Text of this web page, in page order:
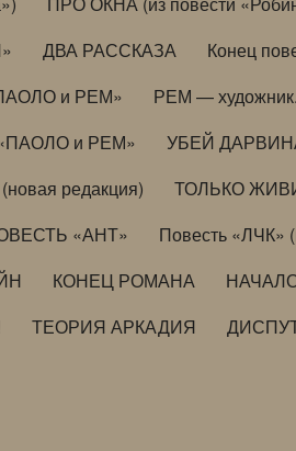
ДВА РАССКАЗА Конец
и РЕМ»
РЕМ —
«ПАОЛО и РЕМ» УБЕЙ
редакция) ТОЛЬКО
«АНТ»
Повесть «ЛЧК»
КОНЕЦ РОМАНА
ТЕОРИЯ АРКАДИЯ ДИСПУТ